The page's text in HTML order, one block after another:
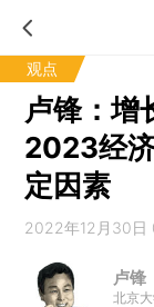
观点
卢锋：增
2023经
定因素
2022年12月30日
卢锋
北京